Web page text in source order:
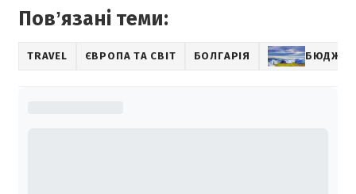
Повʼязані теми:
TRAVEL ЄВРОПА ТА СВІТ БОЛГАРІЯ